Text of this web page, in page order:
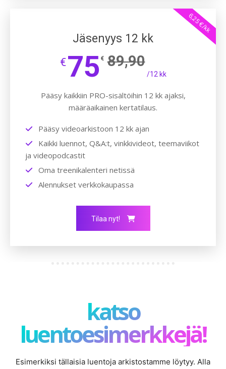
6,25 €/kk
Jäsenyys 12 kk
€75 € 89,90
/12 kk
Pääsy kaikkiin PRO-sisältöihin 12 kk ajaksi,
määräaikainen kertatilaus.
Pääsy videoarkistoon 12 kk ajan
Kaikki luennot, Q&A:t, vinkkivideot, teemaviikot
ja videopodcastit
Oma treenikalenteri netissä
Alennukset verkkokaupassa
Tilaa nyt!
katso
luentoesimerkkejä!
Esimerkiksi tällaisia luentoja arkistostamme löytyy. Alla